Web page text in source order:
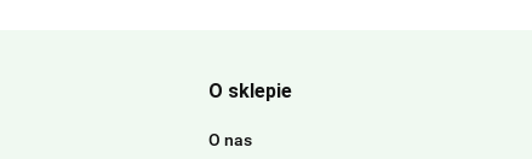
O sklepie
O nas